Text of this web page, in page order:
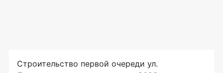
Строительство первой очереди ул.